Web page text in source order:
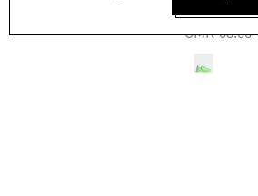
Price reduced from
OMR 63.00
to